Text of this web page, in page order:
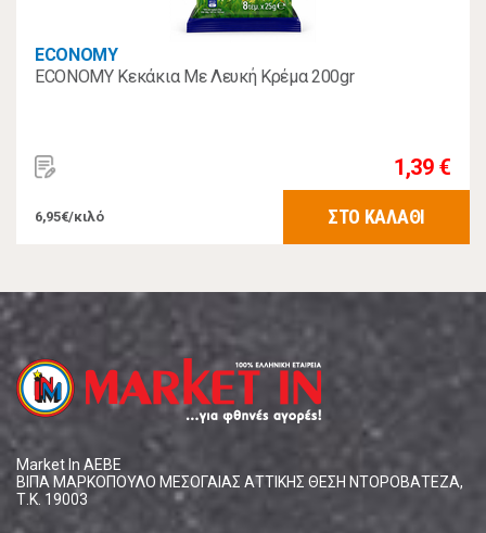
ECONOMY
ECONOMY Κεκάκια Με Λευκή Κρέμα 200gr
1,39 €
6,95€/κιλό ΣΤΟ ΚΑΛΑΘΙ
Market In ΑΕΒΕ
ΒΙΠΑ ΜΑΡΚΟΠΟΥΛΟ ΜΕΣΟΓΑΙΑΣ ΑΤΤΙΚΗΣ ΘΕΣΗ ΝΤΟΡΟΒΑΤΕΖΑ,
Τ.Κ. 19003